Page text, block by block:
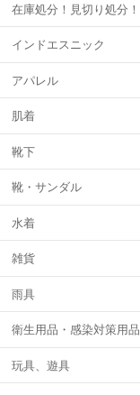
在庫処分！見切り処分！
インドエスニック
アパレル
肌着
靴下
靴・サンダル
水着
雑貨
雨具
衛生用品・感染対策用品
玩具、遊具